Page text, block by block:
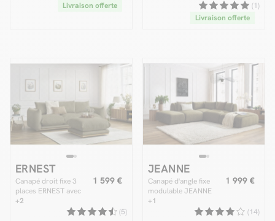
Livraison offerte
(1)
Livraison offerte
ERNEST
Canapé droit fixe 3
places ERNEST avec
pouf
1 599 €
+2
(5)
JEANNE
Canapé d'angle fixe
modulable JEANNE
tissu velours avec 2
chauffeuses, 1 angle et
1 999 €
+1
(14)